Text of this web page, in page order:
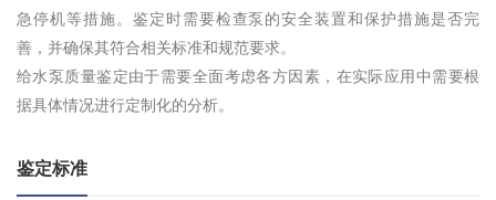
急停机等措施。鉴定时需要检查泵的安全装置和保护措施是否完
善，并确保其符合相关标准和规范要求。
给水泵质量鉴定由于需要全面考虑各方因素，在实际应用中需要根
据具体情况进行定制化的分析。
鉴定标准